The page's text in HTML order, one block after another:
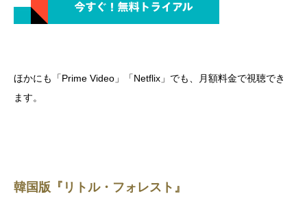
ほかにも「Prime Video」「Netflix」でも、月額料金で視聴でき
ます。
韓国版『リトル・フォレスト』